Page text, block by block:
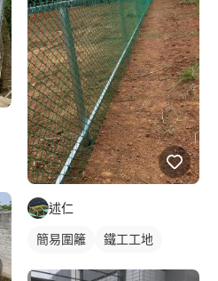
述仁
簡易圍籬
鐵工工地